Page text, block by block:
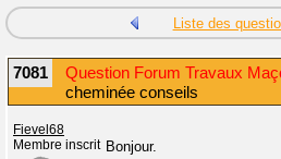
Liste des
7081 Question Forum Travaux
cheminée conseils
Fievel68
Membre inscrit Bonjour.